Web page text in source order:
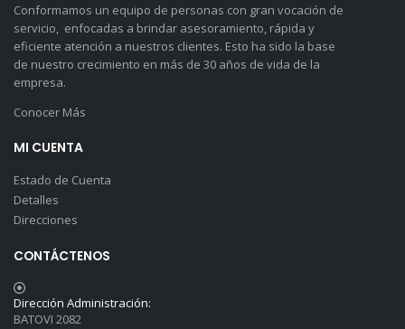
Conformamos un equipo de personas con gran vocación de
servicio, enfocadas a brindar asesoramiento, rápida y
eficiente atención a nuestros clientes. Esto ha sido la base
de nuestro crecimiento en más de 30 años de vida de la
empresa.
Conocer Más
MI CUENTA
Estado de Cuenta
Detalles
Direcciones
CONTÁCTENOS
Dirección Administración:
BATOVI 2082